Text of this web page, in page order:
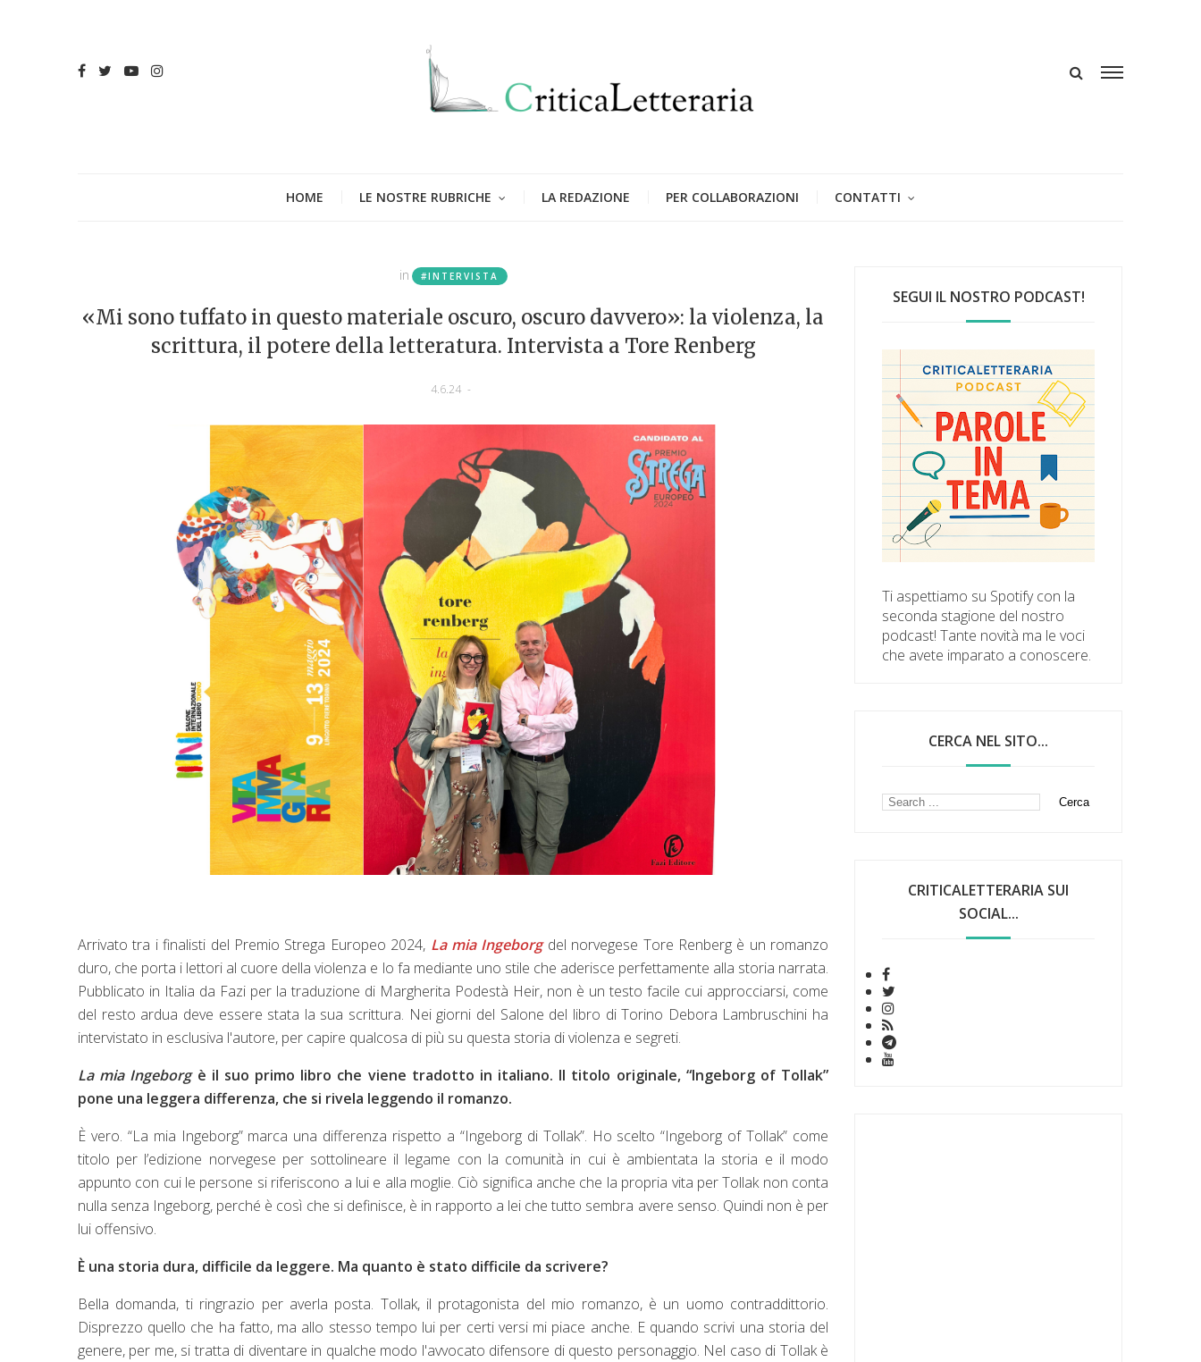
HOME LE NOSTRE RUBRICHE LA REDAZIONE PER COLLABORAZIONI CONTATTI
in #INTERVISTA
«Mi sono tuffato in questo materiale oscuro, oscuro davvero»: la violenza, la
scrittura, il potere della letteratura. Intervista a Tore Renberg
4.6.24 -
Arrivato tra i finalisti del Premio Strega Europeo 2024, La mia Ingeborgdel norvegese Tore Renberg è un romanzo
duro, che porta i lettori al cuore della violenza e lo fa mediante uno stile che aderisce perfettamente alla storia narrata.
Pubblicato in Italia da Fazi per la traduzione di Margherita Podestà Heir, non è un testo facile cui approcciarsi, come
del resto ardua deve essere stata la sua scrittura. Nei giorni del Salone del libro di Torino Debora Lambruschini ha
intervistato in esclusiva l'autore, per capire qualcosa di più su questa storia di violenza e segreti.
La mia Ingeborgè il suo primo libro che viene tradotto in italiano. Il titolo originale, “Ingeborg of Tollak”
pone una leggera differenza, che si rivela leggendo il romanzo.
È vero. “La mia Ingeborg” marca una differenza rispetto a “Ingeborg di Tollak”. Ho scelto “Ingeborg of Tollak” come
titolo per l’edizione norvegese per sottolineare il legame con la comunità in cui è ambientata la storia e il modo
appunto con cui le persone si riferiscono a lui e alla moglie. Ciò significa anche che la propria vita per Tollak non conta
nulla senza Ingeborg, perché è così che si definisce, è in rapporto a lei che tutto sembra avere senso. Quindi non è per
lui offensivo.
È una storia dura, difficile da leggere. Ma quanto è stato difficile da scrivere?
Bella domanda, ti ringrazio per averla posta. Tollak, il protagonista del mio romanzo, è un uomo contraddittorio.
Disprezzo quello che ha fatto, ma allo stesso tempo lui per certi versi mi piace anche. E quando scrivi una storia del
genere, per me, si tratta di diventare in qualche modo l'avvocato difensore di questo personaggio. Nel caso di Tollak è
SEGUI IL NOSTRO PODCAST!
Ti aspettiamo su Spotify con la
seconda stagione del nostro
podcast! Tante novità ma le voci
che avete imparato a conoscere.
CERCA NEL SITO...
CRITICALETTERARIA SUI
SOCIAL...